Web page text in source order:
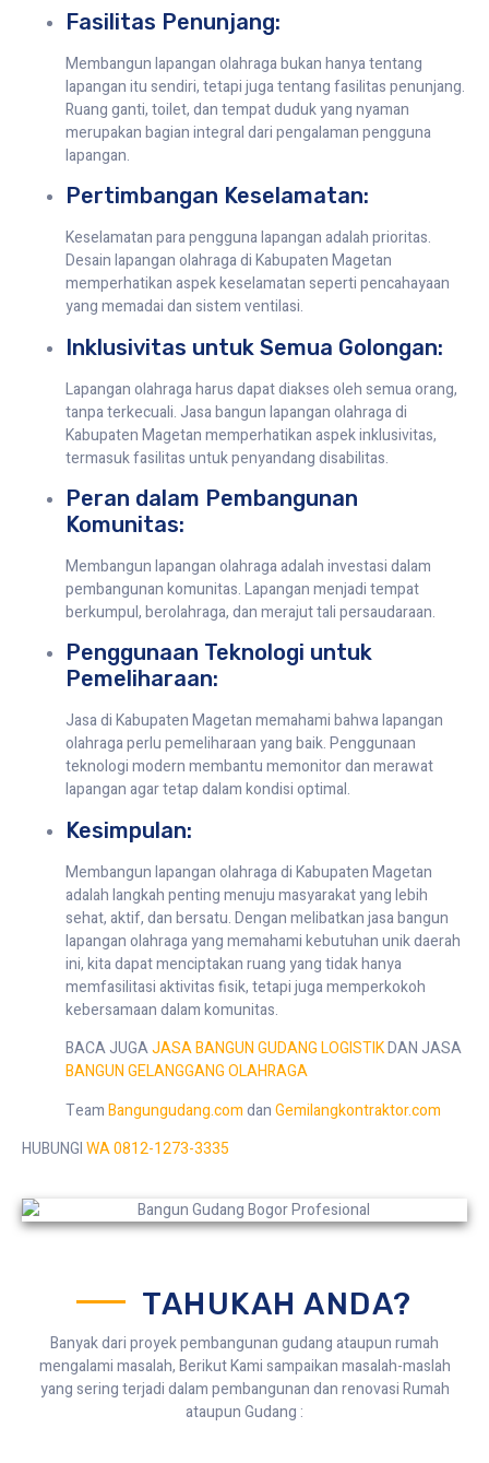
Fasilitas Penunjang:
Membangun lapangan olahraga bukan hanya tentang
lapangan itu sendiri, tetapi juga tentang fasilitas penunjang.
Ruang ganti, toilet, dan tempat duduk yang nyaman
merupakan bagian integral dari pengalaman pengguna
lapangan.
Pertimbangan Keselamatan:
Keselamatan para pengguna lapangan adalah prioritas.
Desain lapangan olahraga di Kabupaten Magetan
memperhatikan aspek keselamatan seperti pencahayaan
yang memadai dan sistem ventilasi.
Inklusivitas untuk Semua Golongan:
Lapangan olahraga harus dapat diakses oleh semua orang,
tanpa terkecuali. Jasa bangun lapangan olahraga di
Kabupaten Magetan memperhatikan aspek inklusivitas,
termasuk fasilitas untuk penyandang disabilitas.
Peran dalam Pembangunan
Komunitas:
Membangun lapangan olahraga adalah investasi dalam
pembangunan komunitas. Lapangan menjadi tempat
berkumpul, berolahraga, dan merajut tali persaudaraan.
Penggunaan Teknologi untuk
Pemeliharaan:
Jasa di Kabupaten Magetan memahami bahwa lapangan
olahraga perlu pemeliharaan yang baik. Penggunaan
teknologi modern membantu memonitor dan merawat
lapangan agar tetap dalam kondisi optimal.
Kesimpulan:
Membangun lapangan olahraga di Kabupaten Magetan
adalah langkah penting menuju masyarakat yang lebih
sehat, aktif, dan bersatu. Dengan melibatkan jasa bangun
lapangan olahraga yang memahami kebutuhan unik daerah
ini, kita dapat menciptakan ruang yang tidak hanya
memfasilitasi aktivitas fisik, tetapi juga memperkokoh
kebersamaan dalam komunitas.
BACA JUGAJASA BANGUN GUDANG LOGISTIKDAN JASA
BANGUN GELANGGANG OLAHRAGA
TeamBangungudang.comdanGemilangkontraktor.com
HUBUNGIWA 0812-1273-3335
TAHUKAH ANDA?
Banyak dari proyek pembangunan gudang ataupun rumah
mengalami masalah, Berikut Kami sampaikan masalah-maslah
yang sering terjadi dalam pembangunan dan renovasi Rumah
ataupun Gudang :